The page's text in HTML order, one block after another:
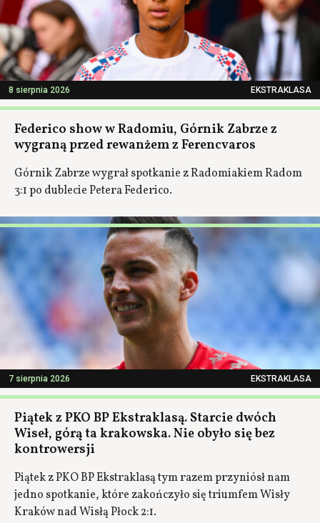
8 sierpnia 2026 EKSTRAKLASA
Federico show w Radomiu, Górnik Zabrze z
wygraną przed rewanżem z Ferencvaros
Górnik Zabrze wygrał spotkanie z Radomiakiem Radom
3:1 po dublecie Petera Federico.
7 sierpnia 2026 EKSTRAKLASA
Piątek z PKO BP Ekstraklasą. Starcie dwóch
Wiseł, górą ta krakowska. Nie obyło się bez
kontrowersji
Piątek z PKO BP Ekstraklasą tym razem przyniósł nam
jedno spotkanie, które zakończyło się triumfem Wisły
Kraków nad Wisłą Płock 2:1.